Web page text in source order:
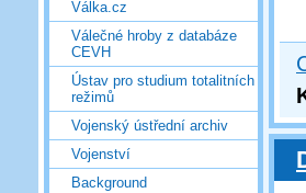
Válka.cz
Válečné hroby z databáze
CEVH
Ústav pro studium totalitních
režimů
Vojenský ústřední archiv
Vojenství
Background